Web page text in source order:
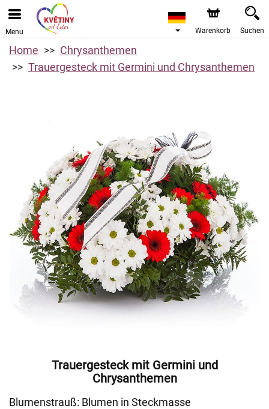
Menu Warenkorb Suchen
Home
Chrysanthemen
Trauergesteck mit Germini und Chrysanthemen
Trauergesteck mit Germini und
Chrysanthemen
Blumenstrauß: Blumen in Steckmasse